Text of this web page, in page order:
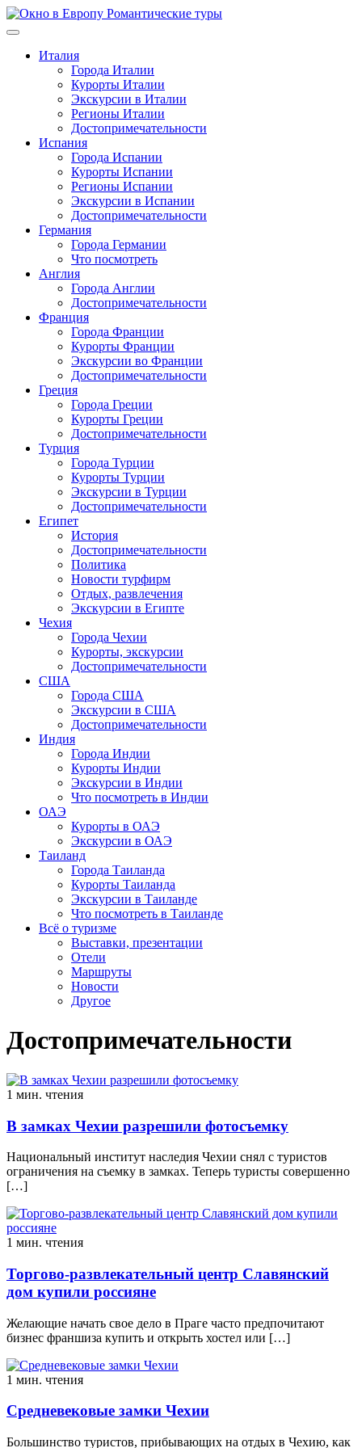
Перейти
к
Италия
Города Италии
Курорты Италии
Экскурсии в Италии
Регионы Италии
Достопримечательности
Испания
Города Испании
Курорты Испании
Регионы Испании
Экскурсии в Испании
Достопримечательности
Германия
Города Германии
Что посмотреть
Англия
Города Англии
Достопримечательности
Франция
Города Франции
Курорты Франции
Экскурсии во Франции
Достопримечательности
Греция
Города Греции
Курорты Греции
Достопримечательности
Турция
Города Турции
Курорты Турции
Экскурсии в Турции
Достопримечательности
Египет
История
Достопримечательности
Политика
Новости турфирм
Отдых, развлечения
Экскурсии в Египте
Чехия
Города Чехии
Курорты, экскурсии
Достопримечательности
США
Города США
Экскурсии в США
Достопримечательности
Индия
Города Индии
Курорты Индии
Экскурсии в Индии
Что посмотреть в Индии
ОАЭ
Курорты в ОАЭ
Экскурсии в ОАЭ
Таиланд
Города Таиланда
Курорты Таиланда
Экскурсии в Таиланде
Что посмотреть в Таиланде
Всё о туризме
Выставки, презентации
Отели
Маршруты
Новости
Другое
Достопримечательности
1 мин. чтения
В замках Чехии разрешили фотосъемку
Национальный институт наследия Чехии снял с туристов
ограничения на съемку в замках. Теперь туристы совершенно
[…]
1 мин. чтения
Торгово-развлекательный центр Славянский
дом купили россияне
Желающие начать свое дело в Праге часто предпочитают
бизнес франшиза купить и открыть хостел или […]
1 мин. чтения
Средневековые замки Чехии
Большинство туристов, прибывающих на отдых в Чехию, как